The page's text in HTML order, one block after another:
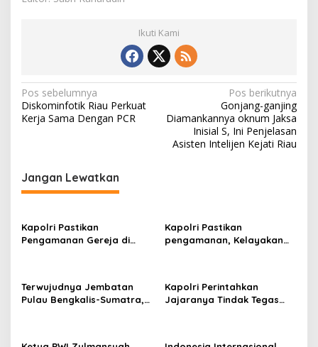
Ikuti Kami
N
a
g
a
i
s
Pos sebelumnya
Diskominfotik Riau Perkuat
Kerja Sama Dengan PCR
Pos berikutnya
Gonjang-ganjing
Diamankannya oknum Jaksa
Inisial S, Ini Penjelasan
Asisten Intelijen Kejati Riau
Jangan Lewatkan
Kapolri Pastikan
Pengamanan Gereja di
Kapolri Pastikan
pengamanan, Kelayakan
Terwujudnya Jembatan
Pulau Bengkalis-Sumatra,
Kapolri Perintahkan
Jajaranya Tindak Tegas